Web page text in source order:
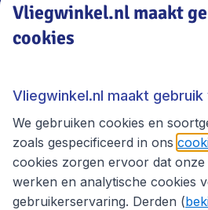
Vliegwinkel.nl
Thema's
Vliegwinkel.nl maakt
cookies
Vliegwinkel.nl maakt gebruik
We gebruiken cookies en
zoals gespecificeerd in ons
cookies zorgen ervoor dat onze
werken en analytische cookies
gebruikerservaring. Derden (